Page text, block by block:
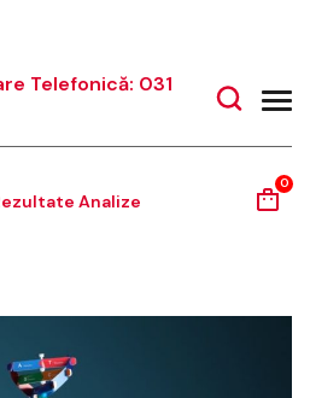
Telefonică: 031
Analize
0